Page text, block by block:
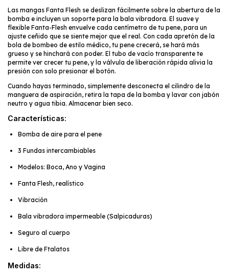
Las mangas Fanta Flesh se deslizan fácilmente sobre la abertura de la
bomba e incluyen un soporte para la bala vibradora. El suave y
flexible Fanta-Flesh envuelve cada centímetro de tu pene, para un
ajuste ceñido que se siente mejor que el real. Con cada apretón de la
bola de bombeo de estilo médico, tu pene crecerá, se hará más
grueso y se hinchará con poder. El tubo de vacío transparente te
permite ver crecer tu pene, y la válvula de liberación rápida alivia la
presión con solo presionar el botón.
Cuando hayas terminado, simplemente desconecta el cilindro de la
manguera de aspiración, retira la tapa de la bomba y lavar con jabón
neutro y agua tibia. Almacenar bien seco.
Características:
Bomba de aire para el pene
3 Fundas intercambiables
Modelos: Boca, Ano y Vagina
Fanta Flesh, realístico
Vibración
Bala vibradora impermeable (Salpicaduras)
Seguro al cuerpo
Libre de Ftalatos
Medidas: